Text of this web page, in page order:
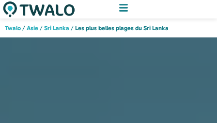
Twalo / Asie / Sri Lanka / Les plus belles plages du Sri Lanka